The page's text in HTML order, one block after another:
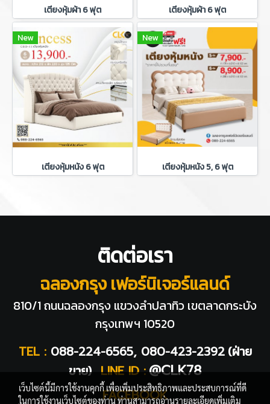
เตียงหุ้มผ้า 6 ฟุต เตียงหุ้มผ้า 6 ฟุต
New
เตียงหุ้มหนัง 6 ฟุต
New
เตียงหุ้มหนัง 5, 6 ฟุต
ติดต่อเรา
ฉลองกรุง เฟอร์นิเจอร์แลนด์
810/1 ถนนฉลองกรุง แขวงลำปลาทิว เขตลาดกระบัง
กรุงเทพฯ 10520
TEL : 088-224-6565, 080-423-2392 (ฝ่าย
ขาย) LINE ID : @CLK78
FACEBOOK
เว็บไซต์นี้มีการใช้งานคุกกี้ เพื่อเพิ่มประสิทธิภาพและประสบการณ์ที่ดี
ในการใช้งานเว็บไซต์ของท่าน ท่านสามารถอ่านรายละเอียดเพิ่มเติม